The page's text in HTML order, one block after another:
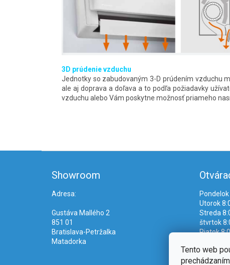
Tento web
3D prúdenie vzduchu
Jednotky so zabudovaným 3-D prúdením vzduchu
ale aj doprava a doľava a to podľa požiadavky
vzduchu alebo Vám poskytne možnosť priameho
Showroom
Adresa:
Gustáva Mallého 2
851 01
Bratislava-Petržalka
Matadorka
Utorok
Streda
štvrtok
Piatok